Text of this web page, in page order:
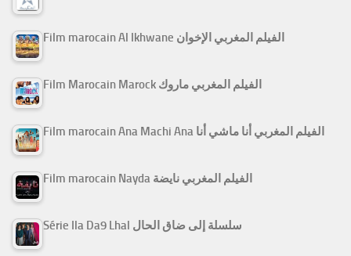
Film marocain Al Ikhwane الفيلم المغربي الإخوان
Film Marocain Marock الفيلم المغربي ماروك
Film marocain Ana Machi Ana الفيلم المغربي أنا ماشي أنا
Film marocain Nayda الفيلم المغربي نايضة
Série Ila Da9 Lhal سلسلة إلى ضاق الحال